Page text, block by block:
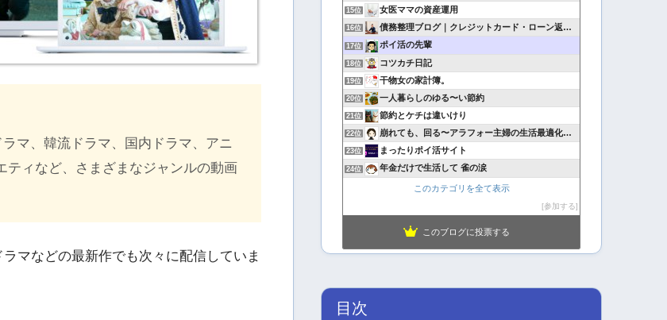
マ、韓流ドラマ、国内ドラマ、アニ
ティなど、さまざまなジャンルの動画
マなどの最新作でも次々に配信していま
15位 女医ママの資産運用
16位 債務整理ブログ｜クレジットカード・ローン返済で悩んでいる方へ
17位 ポイ活の先輩
18位 コツカチ日記
19位 干物女の家計簿。
20位 一人暮らしのゆる〜い節約
21位 節約とケチは違いけり
22位 崩れても、回る〜アラフォー主婦の生活最適化日記
23位 まったりポイ活サイト
24位 年金だけで生活して 雀の涙
このカテゴリを全て表示
参加する
このブログに投票する
目次